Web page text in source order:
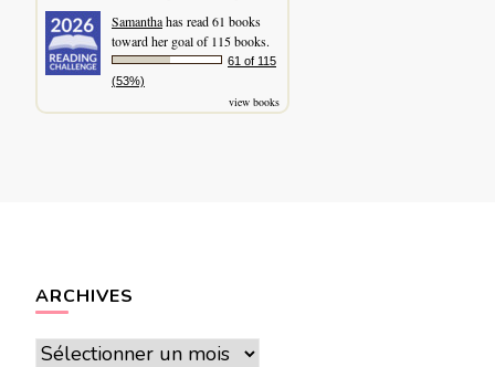
Samanthahas read 61 books
toward her goal of 115 books.
61 of 115
(53%)
view books
ARCHIVES
Archives